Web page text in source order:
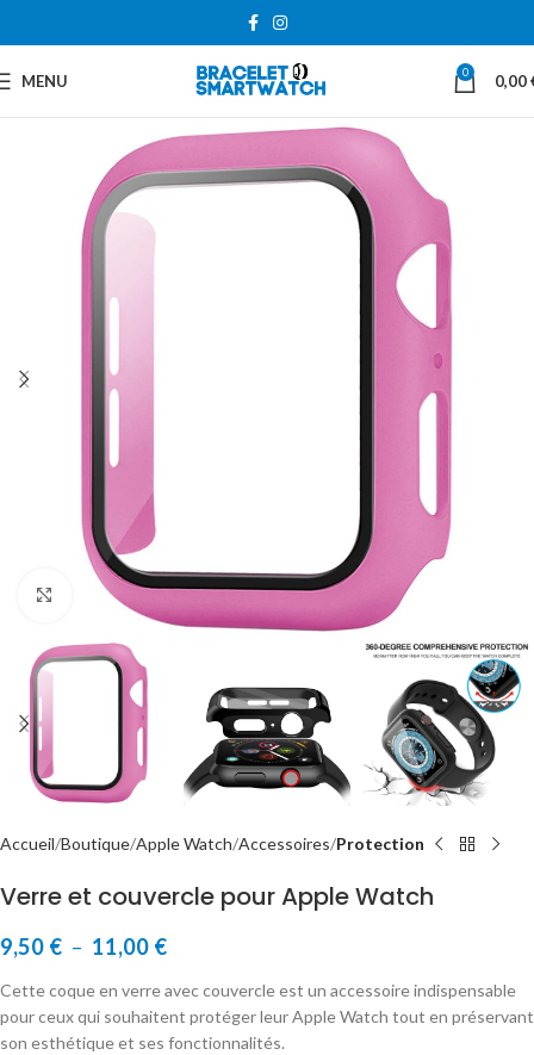
MENU 0 0,00
Cliquer pour agrandir
Accueil Boutique Apple Watch Accessoires Protection
Verre et couvercle pour Apple Watch
9,50 € – 11,00 €
Cette coque en verre avec couvercle est un accessoire indispensable
pour ceux qui souhaitent protéger leur Apple Watch tout en préservant
son esthétique et ses fonctionnalités.